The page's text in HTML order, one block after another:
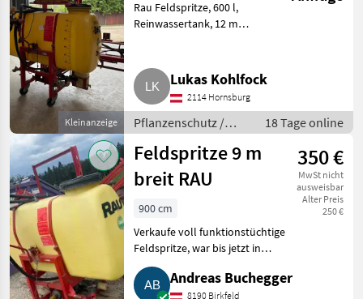
Kleinanzeige
Rau Feldspritze, 600 l,
Reinwassertank, 12 m
Lukas Kohlfock
2114 Hornsburg
Pflanzenschutz /
Feldspritzen
18 Tage online
Feldspritze 9 m
breit RAU
350 €
MwSt nicht
ausweisbar
Alter Preis
250 €
900 cm
Verkaufe voll funktionstüchtige
Feldspritze, war bis jetzt in
Gebrauch, habe keine
Verwendung mehr dafür. 600 l.
Andreas Buchegger
8190 Birkfeld